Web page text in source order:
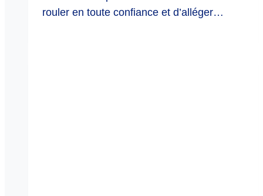
rouler en toute confiance et d’alléger…